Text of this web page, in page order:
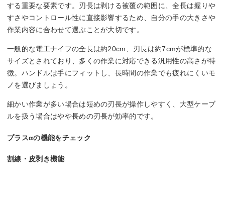
する重要な要素です。刃長は剥ける被覆の範囲に、全長は握りや
すさやコントロール性に直接影響するため、自分の手の大きさや
作業内容に合わせて選ぶことが大切です。
一般的な電工ナイフの全長は約20cm、刃長は約7cmが標準的な
サイズとされており、多くの作業に対応できる汎用性の高さが特
徴。ハンドルは手にフィットし、長時間の作業でも疲れにくいモ
ノを選びましょう。
細かい作業が多い場合は短めの刃長が操作しやすく、大型ケーブ
ルを扱う場合はやや長めの刃長が効率的です。
プラスαの機能をチェック
割線・皮剥き機能